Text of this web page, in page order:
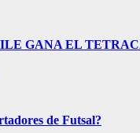
GANA EL
de Futsal?